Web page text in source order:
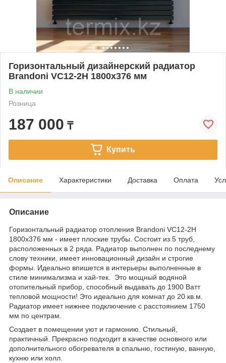
Горизонтальный дизайнерский радиатор
Brandoni VC12-2H 1800x376 мм
В наличии
Розница
187 000 ₸
Купить
Описание Характеристики Доставка Оплата
Описание
Горизонтальный радиатор отопления Brandoni VC12-2H
1800x376 мм - имеет плоские трубы. Cостоит из 5 труб,
расположенных в 2 ряда. Радиатор выполнен по последнему
слову техники, имеет инновационный дизайн и строгие
формы. Идеально впишется в интерьеры выполненные в
стиле минимализма и хай-тек. Это мощный водяной
отопительный прибор, способный выдавать до 1900 Ватт
тепловой мощности! Это идеально для комнат до 20 кв.м.
Радиатор имеет нижнее подключение с расстоянием 1750
мм по центрам.
Создает в помещении уют и гармонию. Стильный,
практичный. Прекрасно подходит в качестве основного или
дополнительного обогревателя в спальню, гостиную, ванную,
кухню или холл.